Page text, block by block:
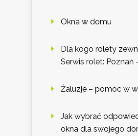
Okna w domu
Dla kogo rolety
Serwis rolet: Poznań
Żaluzje – pomoc w
Jak wybrać
okna dla swojego